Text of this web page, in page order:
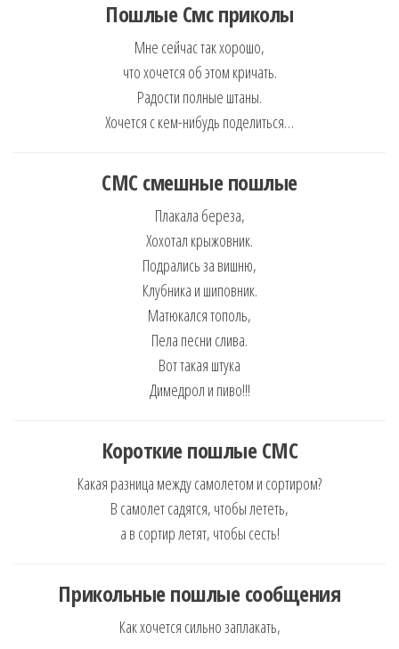
Пошлые Смс приколы
Мне сейчас так хорошо,
что хочется об этом кричать.
Радости полные штаны.
Хочется с кем-нибудь поделиться…
СМС смешные пошлые
Плакала береза,
Хохотал крыжовник.
Подрались за вишню,
Клубника и шиповник.
Матюкался тополь,
Пела песни слива.
Вот такая штука
Димедрол и пиво!!!
Короткие пошлые СМС
Какая разница между самолетом и сортиром?
В самолет садятся, чтобы лететь,
а в сортир летят, чтобы сесть!
Прикольные пошлые сообщения
Как хочется сильно заплакать,